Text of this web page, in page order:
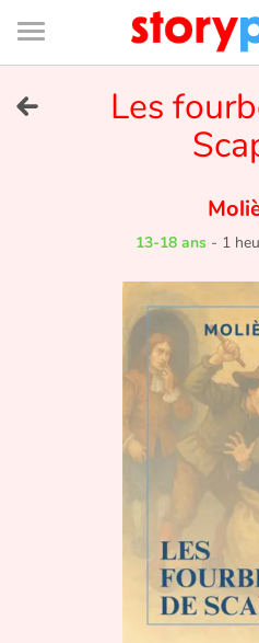
Connexion
Bibliothèque
de
page
Bibliothèque
Contes d'ici et d'ailleurs
Fable, mythe, littérature et
Princesses et princes, rois,
Ogres, monstres et sorcières
Les
13-18 ans - 1